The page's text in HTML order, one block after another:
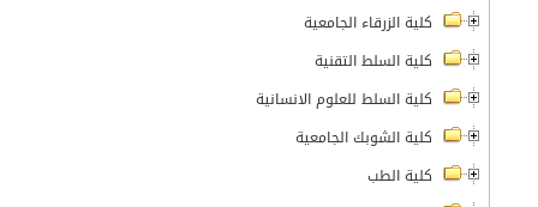
كلية الزرقاء الجامعية
كلية السلط التقنية
كلية السلط للعلوم الانسانية
كلية الشوبك الجامعية
كلية الطب